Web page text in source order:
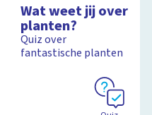
Wat weet jij over
planten?
Quiz over
fantastische planten